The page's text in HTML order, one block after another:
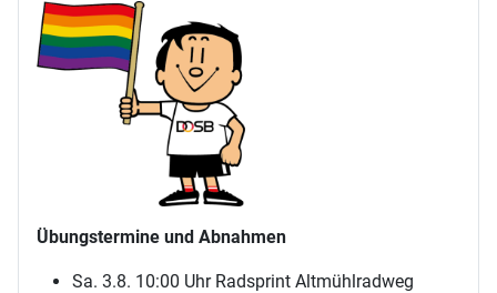
Übungstermine und Abnahmen
Sa. 3.8. 10:00 Uhr Radsprint Altmühlradweg